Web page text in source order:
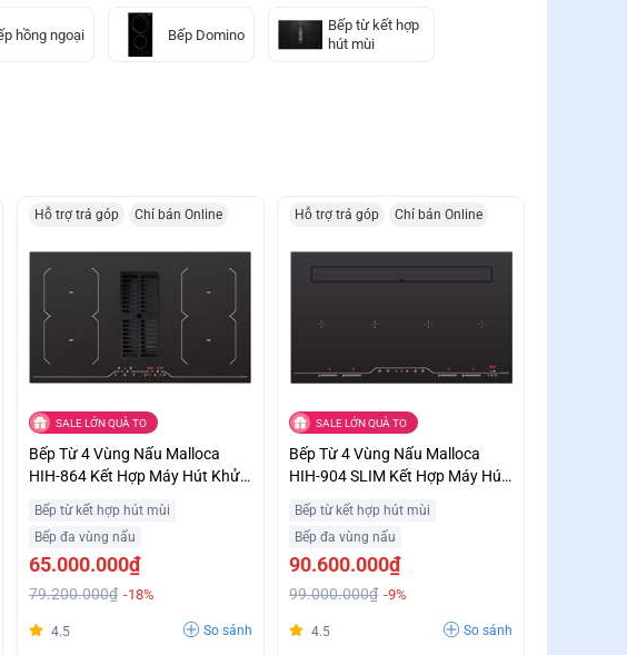
hồng ngoại Bếp Domino
Bếp từ kết hợp
hút mùi
Hỗ trợ trả góp Chỉ bán Online
SALE LỚN QUÀ TO
Bếp Từ 4 Vùng Nấu Malloca
HIH-864 Kết Hợp Máy Hút Khử
Bếp từ kết hợp hút mùi
Bếp đa vùng nấu
65.000.000₫
79.200.000₫ -18%
4.5 So sánh
Hỗ trợ trả góp Chỉ bán Online
SALE LỚN QUÀ TO
Bếp Từ 4 Vùng Nấu Malloca
HIH-904 SLIM Kết Hợp Máy Hút
Bếp từ kết hợp hút mùi
Bếp đa vùng nấu
90.600.000₫
99.000.000₫ -9%
4.5 So sánh